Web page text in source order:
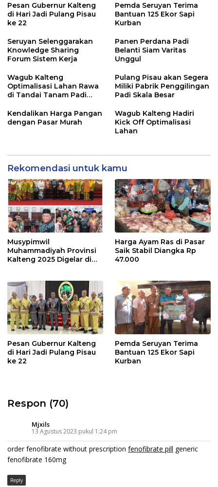
Pesan Gubernur Kalteng
di Hari Jadi Pulang Pisau
ke 22
Pemda Seruyan Terima
Bantuan 125 Ekor Sapi
Kurban
Seruyan Selenggarakan
Knowledge Sharing
Forum Sistem Kerja
Panen Perdana Padi
Belanti Siam Varitas
Unggul
Wagub Kalteng
Optimalisasi Lahan Rawa
di Tandai Tanam Padi
Pulang Pisau akan Segera
Miliki Pabrik Penggilingan
Padi Skala Besar
Kendalikan Harga Pangan
dengan Pasar Murah
Wagub Kalteng Hadiri
Kick Off Optimalisasi
Lahan
Rekomendasi untuk kamu
Musypimwil
Muhammadiyah Provinsi
Kalteng 2025 Digelar di
Harga Ayam Ras di Pasar
Saik Stabil Diangka Rp
47.000
Pesan Gubernur Kalteng
di Hari Jadi Pulang Pisau
ke 22
Pemda Seruyan Terima
Bantuan 125 Ekor Sapi
Kurban
Respon (70)
Mjxils
13 Agustus 2023 pukul 1:24 pm
order fenofibrate without prescription fenofibrate pill generic
fenofibrate 160mg
Reply